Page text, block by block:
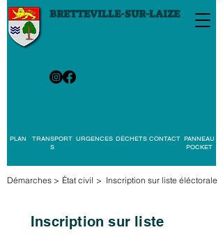
BRETTEVILLE-SUR-LAIZE
PLAN
TRANSPORT
S
URGENCES DÉCHETS CONTACT PANNEAU
POCKET
Démarches > État civil > Inscription sur liste éléctorale
Inscription sur liste